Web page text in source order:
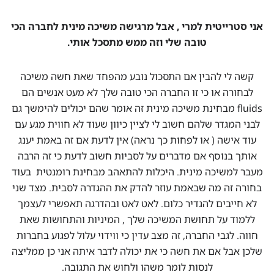
אני סטרייטית למרי , אבל מרגישה משיכה מינית לחברה הכי
טובה שלי וזה ממש מתסכל אותי.
קשה לי להבין אם התסכול נובע מהפחד שאת חשה משיכה
לבחורה או כי זו החברה הכי טובה שלך לא מעט אנשים הם
fluids מבחינת משיכה מינית זה אומר שהם יכולים להימשך גם
לבני המגדר שלהם חשוב לי לציין כיוון שעוד לא חווית מגע עם
עוד אישה ( או לפחות כך נראה) אין לדעת אם זה באמת יענג
אותך בנוסף אם מדברים על לסביות חשוב לדעת כי זה הרבה
מעבר למשיכה מינית. היכלות להתאהב מבחינת רומנטית בעוד
בחורה זה מה שבאמת עוזר להדק את ההגדרה לסבית. מצד שני
לא חייבים להגדיר כלום. לאט לאט ובהדרגה תאפשרי לעצמך
ללמוד על תחושת המשיכה שלך , המיניות והתחושות שאת
חווה. לגבי החברה, זה מצב עדין כי ווידוי עלול לפגוע בחברות
שלכן אבל אם את חשה כי את יכולה לדבר איתה אני כן ממליצה
לנסות לומר משהו ולחוש את התגובה.